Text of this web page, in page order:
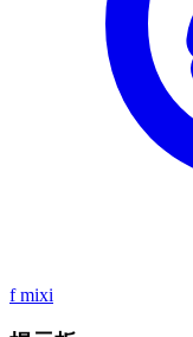
f mixi